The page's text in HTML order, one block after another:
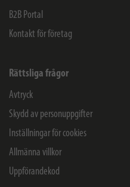
B2B Portal
Kontakt för företag
Rättsliga frågor
Avtryck
Skydd av personuppgifter
Inställningar för cookies
Allmänna villkor
Uppförandekod